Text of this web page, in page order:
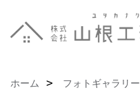
ホーム フォトギャラリー